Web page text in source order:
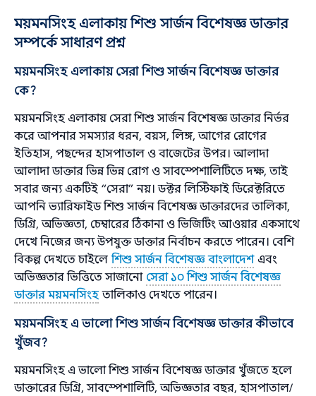
ময়মনসিংহ এলাকায় শিশু সার্জন বিশেষজ্ঞ ডাক্তার
সম্পর্কে সাধারণ প্রশ্ন
ময়মনসিংহ এলাকায় সেরা শিশু সার্জন বিশেষজ্ঞ ডাক্তার
কে?
ময়মনসিংহ এলাকায় সেরা শিশু সার্জন বিশেষজ্ঞ ডাক্তার নির্ভর
করে আপনার সমস্যার ধরন, বয়স, লিঙ্গ, আগের রোগের
ইতিহাস, পছন্দের হাসপাতাল ও বাজেটের উপর। আলাদা
আলাদা ডাক্তার ভিন্ন ভিন্ন রোগ ও সাবস্পেশালিটিতে দক্ষ, তাই
সবার জন্য একটিই “সেরা” নয়। ডক্টর লিস্টিফাই ডিরেক্টরিতে
আপনি ভ্যারিফাইড শিশু সার্জন বিশেষজ্ঞ ডাক্তারদের তালিকা,
ডিগ্রি, অভিজ্ঞতা, চেম্বারের ঠিকানা ও ভিজিটিং আওয়ার একসাথে
দেখে নিজের জন্য উপযুক্ত ডাক্তার নির্বাচন করতে পারেন। বেশি
বিকল্প দেখতে চাইলেশিশু সার্জন বিশেষজ্ঞ বাংলাদেশ এবং
অভিজ্ঞতার ভিত্তিতে সাজানো সেরা ১০ শিশু সার্জন বিশেষজ্ঞ
ডাক্তার ময়মনসিংহতালিকাও দেখতে পারেন।
ময়মনসিংহ এ ভালো শিশু সার্জন বিশেষজ্ঞ ডাক্তার কীভাবে
খুঁজব?
ময়মনসিংহ এ ভালো শিশু সার্জন বিশেষজ্ঞ ডাক্তার খুঁজতে হলে
ডাক্তারের ডিগ্রি, সাবস্পেশালিটি, অভিজ্ঞতার বছর, হাসপাতাল/